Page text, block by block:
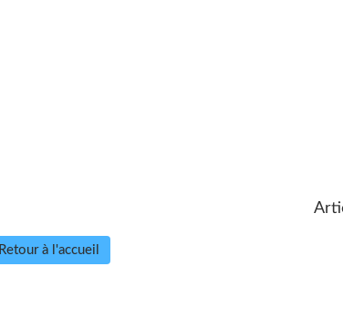
Retour à l'accueil